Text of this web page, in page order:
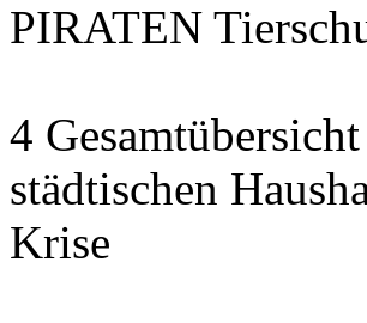
PIRATEN
4
städtischen
Krise